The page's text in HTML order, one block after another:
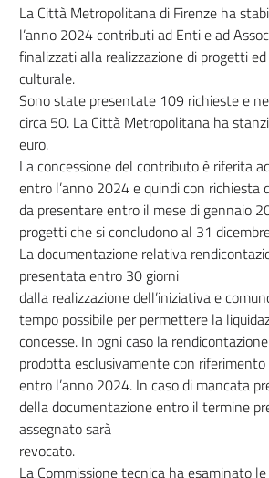
La Città Metropolitana di Firenze ha
l’anno 2024 contributi ad Enti e ad
finalizzati alla realizzazione di progetti
culturale.
Sono state presentate 109 richieste e
circa 50. La Città Metropolitana ha
euro.
La concessione del contributo è riferita
entro l’anno 2024 e quindi con richiesta
da presentare entro il mese di gennaio
progetti che si concludono al 31
La documentazione relativa
presentata entro 30 giorni
dalla realizzazione dell’iniziativa e
tempo possibile per permettere la
concesse. In ogni caso la
prodotta esclusivamente con
entro l’anno 2024. In caso di mancata
della documentazione entro il termine
assegnato sarà
revocato.
La Commissione tecnica ha esaminato